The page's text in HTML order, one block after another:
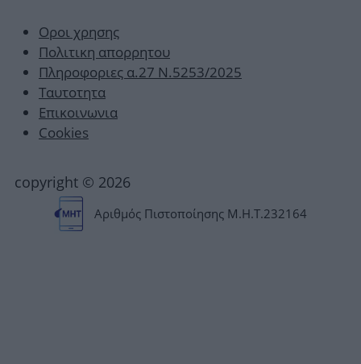
Οροι χρησης
Πολιτικη απορρητου
Πληροφοριες α.27 Ν.5253/2025
Ταυτοτητα
Επικοινωνια
Cookies
copyright © 2026
Αριθμός Πιστοποίησης Μ.Η.Τ.232164